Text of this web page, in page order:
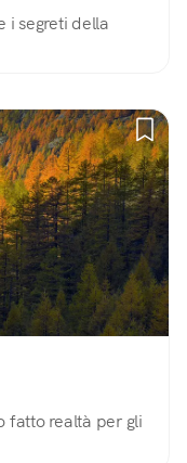
i segreti della
fatto realtà per gli